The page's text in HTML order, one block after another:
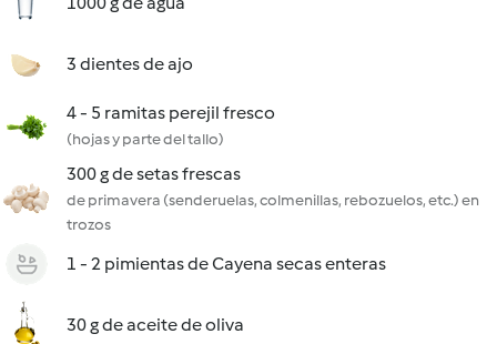
3 dientes de ajo
4 - 5 ramitas perejil fresco
(hojas y parte del tallo)
300 g de setas frescas
de primavera (senderuelas, colmenillas, rebozuelos, etc.) en
trozos
1 - 2 pimientas de Cayena secas enteras
30 g de aceite de oliva